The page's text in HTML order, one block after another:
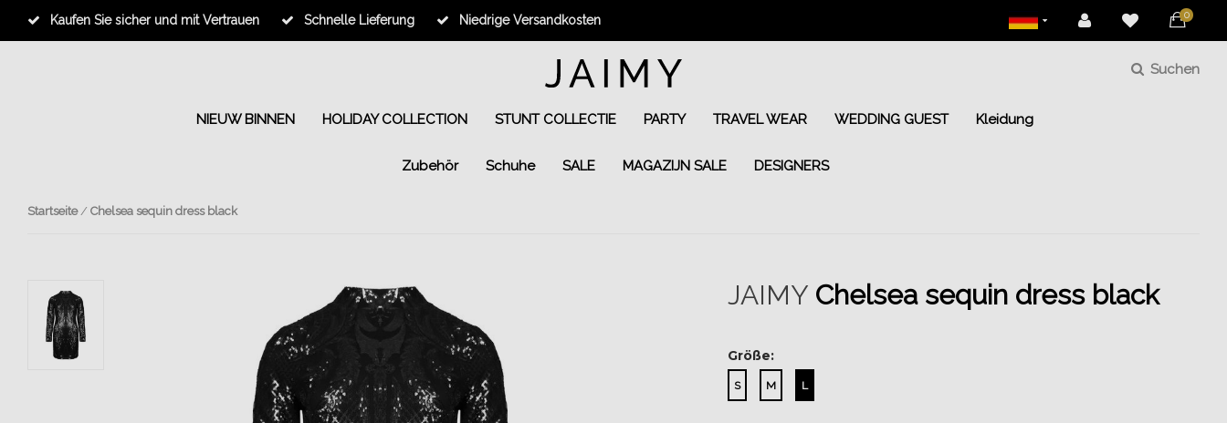
Kaufen Sie sicher und mit Vertrauen Schnelle Lieferung Niedrige Versandkosten 0
Suchen
NIEUW BINNEN HOLIDAY COLLECTION STUNT COLLECTIE PARTY TRAVEL WEAR WEDDING GUEST Kleidung
Zubehör Schuhe SALE MAGAZIJN SALE DESIGNERS
Startseite/ Chelsea sequin dress black
JAIMY Chelsea sequin dress black
Größe:
S M L